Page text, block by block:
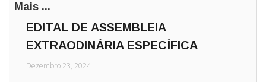
Mais ...
EDITAL DE ASSEMBLEIA
EXTRAODINÁRIA ESPECÍFICA
Dezembro 23, 2024